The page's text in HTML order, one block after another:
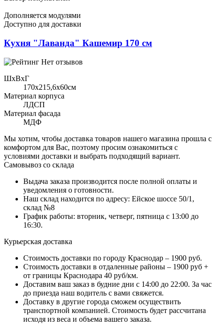
Дополняется модулями
Доступно для доставки
Кухня "Лаванда" Кашемир 170 см
Нет отзывов
ШхВхГ
170x215,6х60см
Материал корпуса
ЛДСП
Материал фасада
МДФ
Мы хотим, чтобы доставка товаров нашего магазина прошла с
комфортом для Вас, поэтому просим ознакомиться с
условиями доставки и выбрать подходящий вариант.
Самовывоз со склада
Выдача заказа производится после полной оплаты и
уведомления о готовности.
Наш склад находится по адресу: Ейское шоссе 50/1,
склад №8
График работы: вторник, четверг, пятница с 13:00 до
16:30.
Курьерская доставка
Стоимость доставки по городу Краснодар – 1900 руб.
Стоимость доставки в отдаленные районы – 1900 руб +
от границы Краснодара 40 руб/км.
Доставим ваш заказ в будние дни с 14:00 до 22:00. За час
до приезда наш водитель с вами свяжется.
Доставку в другие города сможем осуществить
транспортной компанией. Стоимость будет рассчитана
исходя из веса и объема вашего заказа.